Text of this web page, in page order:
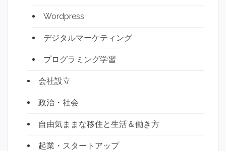
Wordpress
デジタルマーケティング
プログラミング学習
会社設立
政治・社会
自由気ままな移住と生活＆働き方
起業・スタートアップ